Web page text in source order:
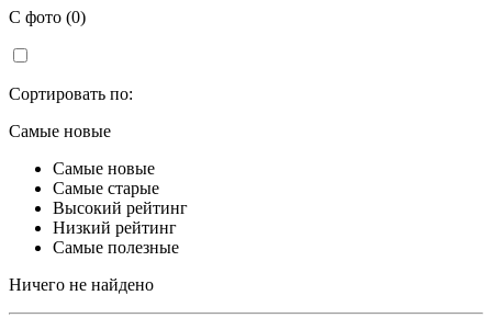
С фото (0)
Сортировать по:
Самые новые
Самые новые
Самые старые
Высокий рейтинг
Низкий рейтинг
Самые полезные
Ничего не найдено